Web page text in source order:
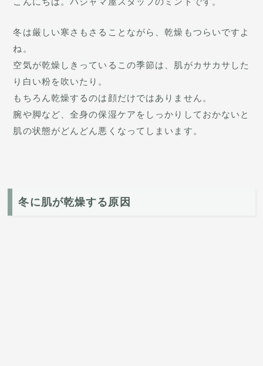
冬は厳しい寒さもさることながら、乾燥もつらいですよ
ね。
空気が乾燥しきっているこの季節は、肌がカサカサした
り白い粉を吹いたり。
もちろん乾燥するのは顔だけではありません。
腕や脚など、全身の保湿ケアをしっかりしておかないと
肌の状態がどんどん悪くなってしまいます。
冬に肌が乾燥する原因